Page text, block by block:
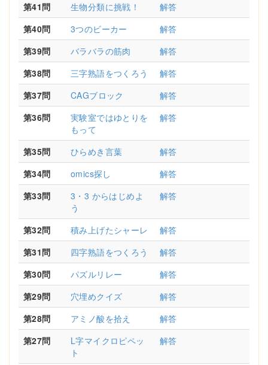
第41問 生物分類に挑戦！
解答
第40問
3つのビーカー
解答
第39問
バラバラの筋肉
解答
第38問
三字熟語をつくろう
解答
第37問
CAGブロック
解答
第36問
実験室ではゆとりを
もって
解答
第35問 ひらめき言葉
解答
第34問
omics探し
解答
第33問
3・3 からはじめよ
う
解答
第32問 積み上げたシャーレ
解答
第31問
四字熟語をつくろう
解答
第30問
パズルリレー
解答
第29問
穴埋めクイズ
解答
第28問
アミノ酸を拾え
解答
第27問
L字マイクロピペッ
ト
解答